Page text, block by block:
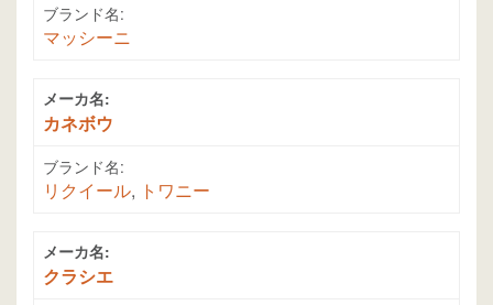
ブランド名:
マッシーニ
メーカ名:
カネボウ
ブランド名:
リクイール, トワニー
メーカ名:
クラシエ